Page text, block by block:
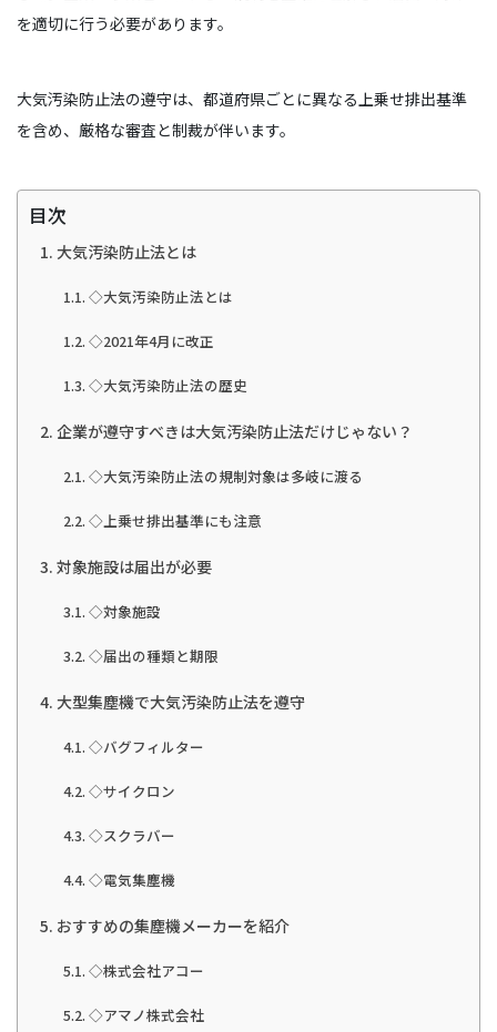
を適切に行う必要があります。
大気汚染防止法の遵守は、都道府県ごとに異なる上乗せ排出基準
を含め、厳格な審査と制裁が伴います。
目次
大気汚染防止法とは
◇大気汚染防止法とは
◇2021年4月に改正
◇大気汚染防止法の歴史
企業が遵守すべきは大気汚染防止法だけじゃない？
◇大気汚染防止法の規制対象は多岐に渡る
◇上乗せ排出基準にも注意
対象施設は届出が必要
◇対象施設
◇届出の種類と期限
大型集塵機で大気汚染防止法を遵守
◇バグフィルター
◇サイクロン
◇スクラバー
◇電気集塵機
おすすめの集塵機メーカーを紹介
◇株式会社アコー
◇アマノ株式会社